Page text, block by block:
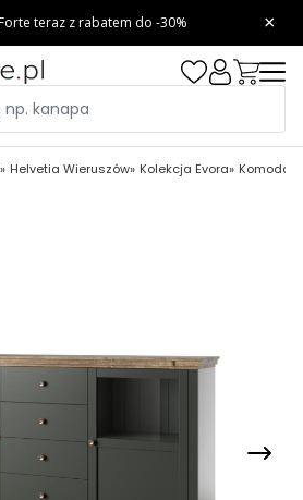
Helvetia Wieruszów Kolekcja Evora Komoda